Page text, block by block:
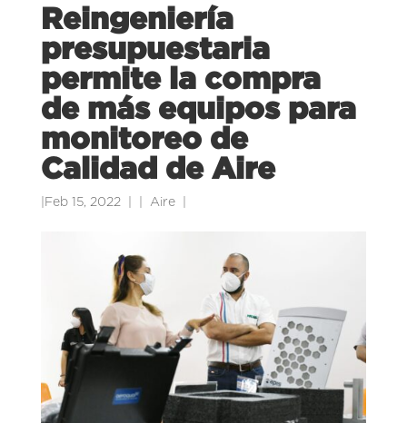
Reingeniería
presupuestaria
permite la compra
de más equipos para
monitoreo de
Calidad de Aire
Feb 15, 2022 Aire